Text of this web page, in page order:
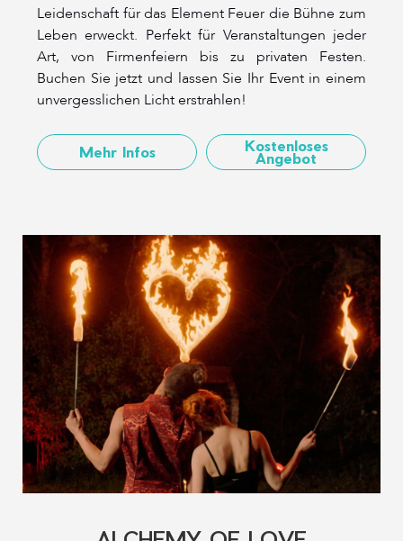
Leidenschaft für das Element Feuer die Bühne zum
Leben erweckt. Perfekt für Veranstaltungen jeder
Art, von Firmenfeiern bis zu privaten Festen.
Buchen Sie jetzt und lassen Sie Ihr Event in einem
unvergesslichen Licht erstrahlen!
Mehr Infos Kostenloses
Angebot